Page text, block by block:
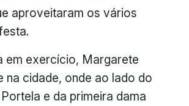
aproveitaram os vários
em exercício, Margarete
na cidade, onde ao lado do
e da primeira dama